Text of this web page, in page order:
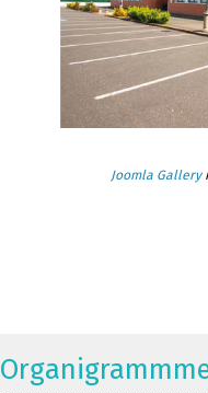
Joomla Gallery